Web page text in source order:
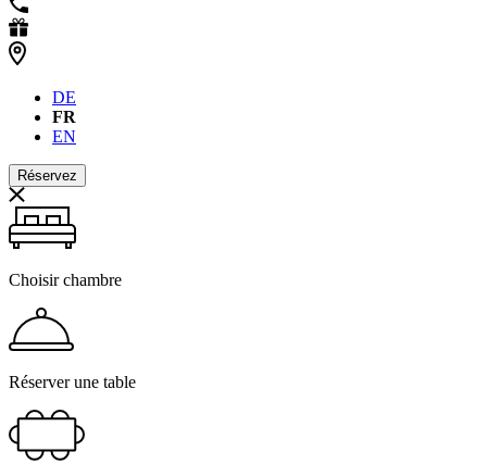
DE
FR
EN
Réservez
Choisir chambre
Réserver une table